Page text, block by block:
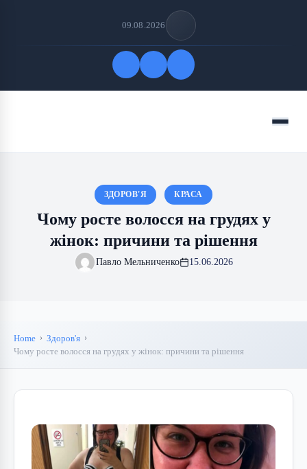
09.08.2026
Menu
ЗДОРОВ'Я КРАСА
Чому росте волосся на грудях у
жінок: причини та рішення
Павло Мельниченко 15.06.2026
Home
Здоров'я
Чому росте волосся на грудях у жінок: причини та рішення